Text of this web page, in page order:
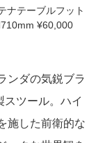
ナテーブルフット
¥60,000
ンダの気鋭ブラ
スツール。ハイ
施した前衛的な